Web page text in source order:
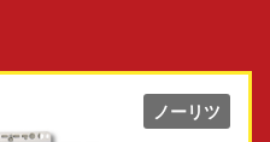
ノーリツ